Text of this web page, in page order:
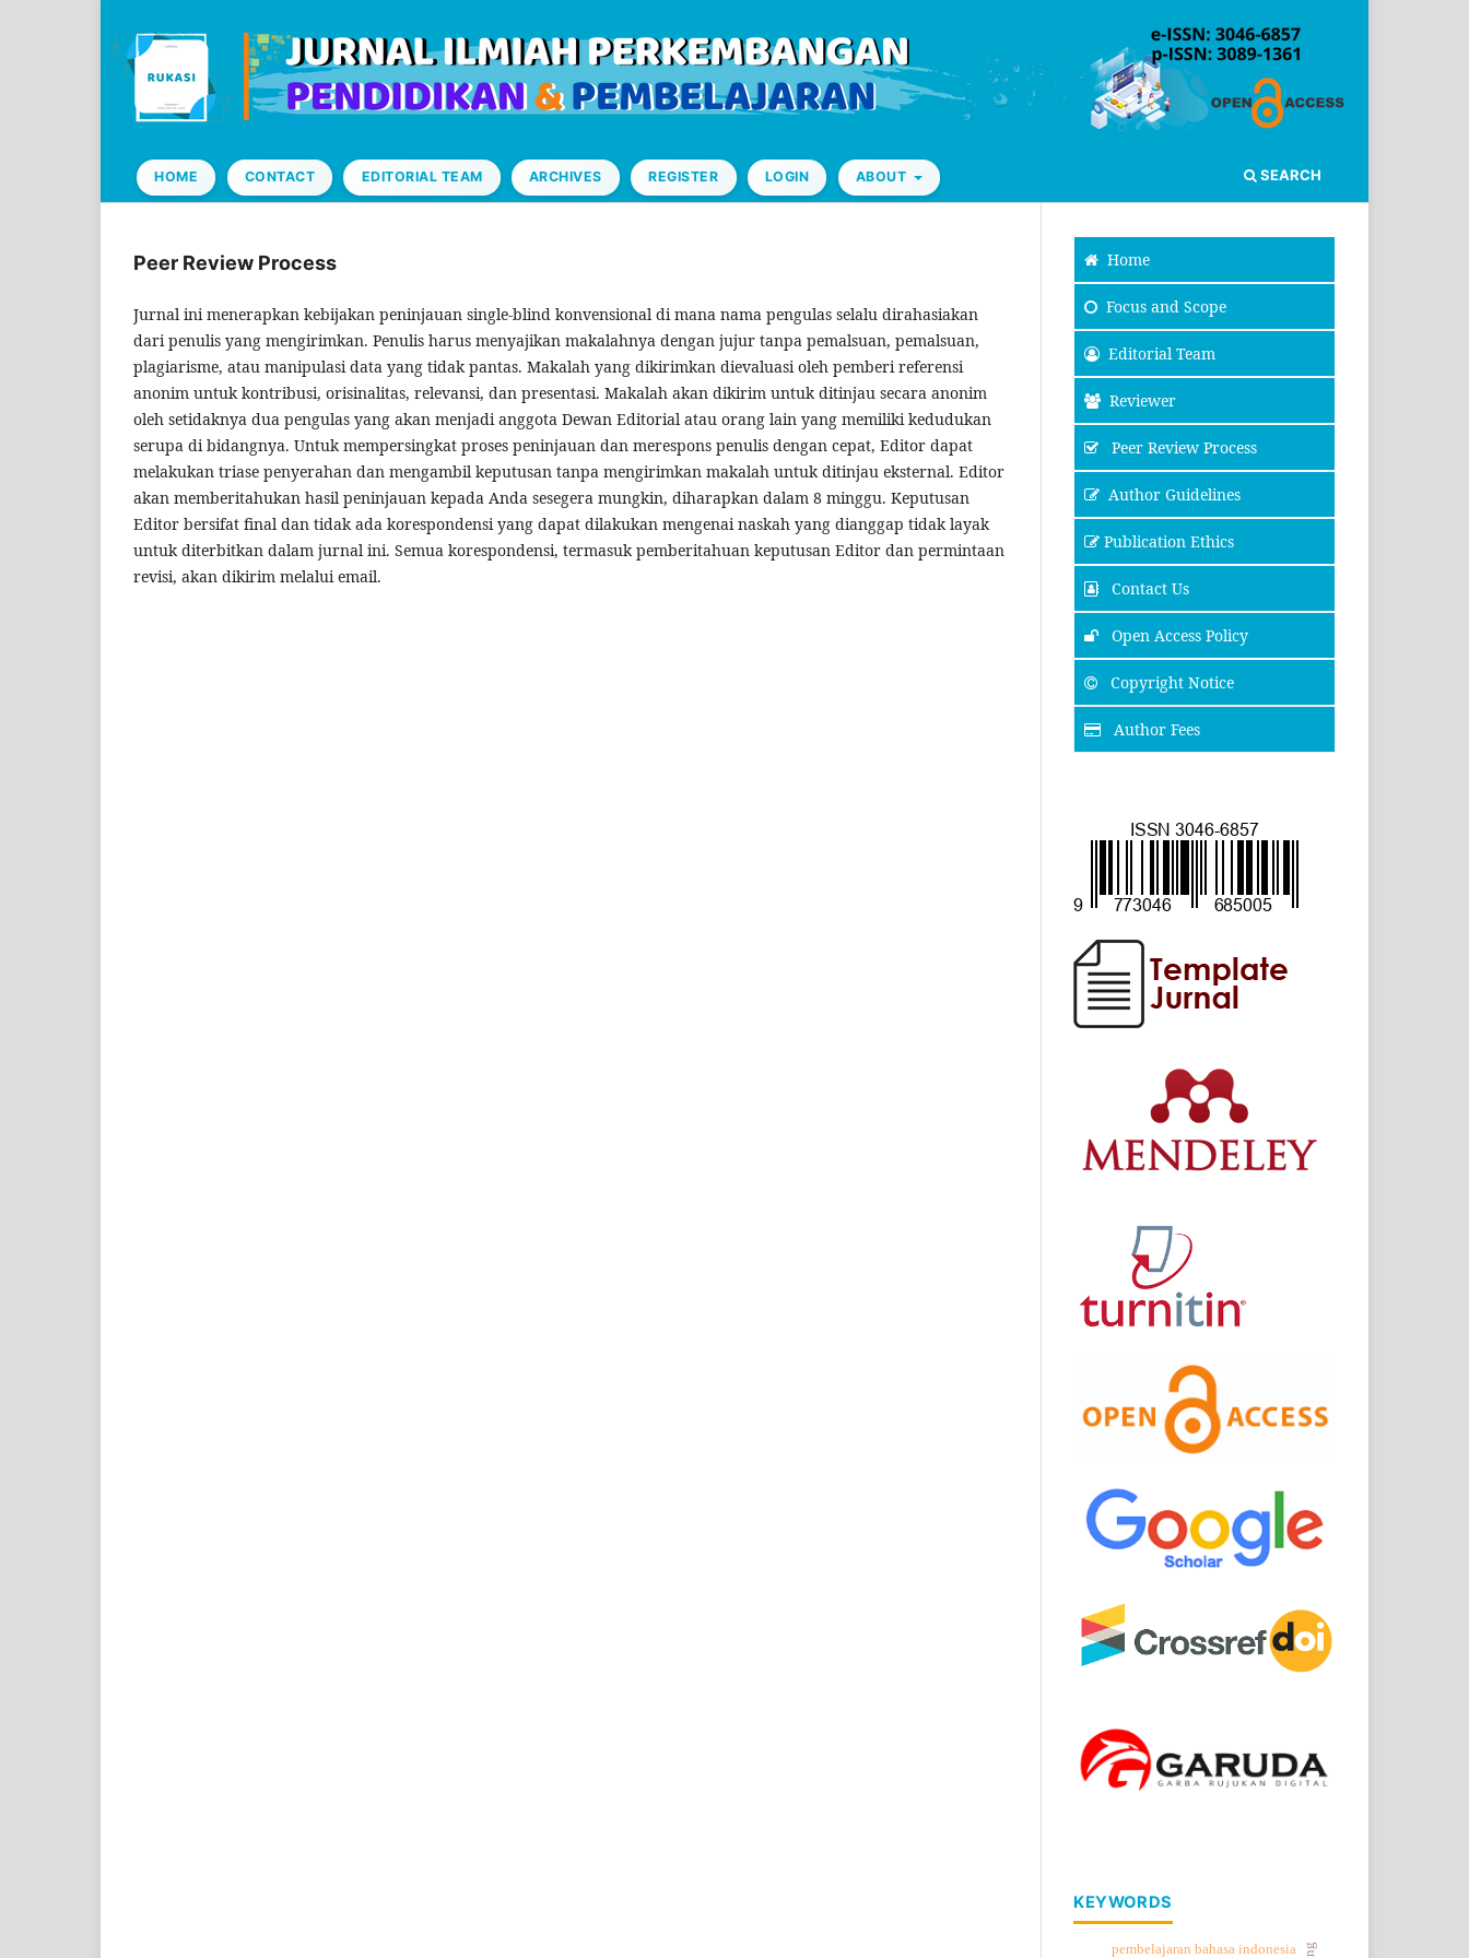
HOME CONTACT EDITORIAL TEAM ARCHIVES REGISTER LOGIN ABOUT SEARCH
Peer Review Process
Jurnal ini menerapkan kebijakan peninjauan single-blind konvensional di mana nama pengulas selalu dirahasiakan
dari penulis yang mengirimkan. Penulis harus menyajikan makalahnya dengan jujur ​​tanpa pemalsuan, pemalsuan,
plagiarisme, atau manipulasi data yang tidak pantas. Makalah yang dikirimkan dievaluasi oleh pemberi referensi
anonim untuk kontribusi, orisinalitas, relevansi, dan presentasi. Makalah akan dikirim untuk ditinjau secara anonim
oleh setidaknya dua pengulas yang akan menjadi anggota Dewan Editorial atau orang lain yang memiliki kedudukan
serupa di bidangnya. Untuk mempersingkat proses peninjauan dan merespons penulis dengan cepat, Editor dapat
melakukan triase penyerahan dan mengambil keputusan tanpa mengirimkan makalah untuk ditinjau eksternal. Editor
akan memberitahukan hasil peninjauan kepada Anda sesegera mungkin, diharapkan dalam 8 minggu. Keputusan
Editor bersifat final dan tidak ada korespondensi yang dapat dilakukan mengenai naskah yang dianggap tidak layak
untuk diterbitkan dalam jurnal ini. Semua korespondensi, termasuk pemberitahuan keputusan Editor dan permintaan
revisi, akan dikirim melalui email.
Home
Focus and Scope
Editorial Team
Reviewer
Peer Review Process
Author Guidelines
Publication Ethics
Contact Us
Open Access Policy
Copyright Notice
Author Fees
KEYWORDS
pembelajaran bahasa indonesia